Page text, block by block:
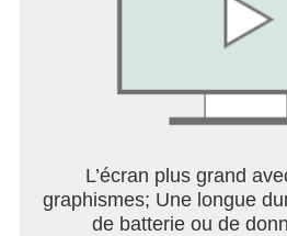
L’écran plus grand
graphismes; Une longue
de batterie ou de